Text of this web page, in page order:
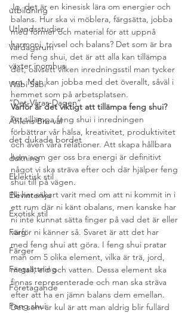
utbildning
Utlandsstudier
Vardagsrum
växter inomhus
Wabi Sabi
”Det-Våras-Dagen”
Åhléns Bra-val
det dukade bordet
dukning
Eklektisk stil
Elevintervju
Exotisk stil
Färg
Färger
Färgsättning
Företagande
Feng shui
Jo, det är en kinesisk lära om energier och
balans. Hur ska vi möblera, färgsätta, jobba
med former och material för att uppnå
harmoni, trivsel och balans? Det som är bra
med feng shui, det är att alla kan tillämpa
det, oavsett vilken inredningsstil man tycker
om. Man kan jobba med det överallt, såväl i
hemmet som på arbetsplatsen.
Varför är det viktigt att tillämpa feng shui?
Att tillämpa feng shui i inredningen
förbättrar vår hälsa, kreativitet, produktivitet
och även våra relationer. Att skapa hållbara
hem som ger oss bra energi är definitivt
något vi ska sträva efter och där hjälper feng
shui till på vägen.
Ni har säkert varit med om att ni kommit in i
ett rum där ni känt obalans, men kanske har
ni inte kunnat sätta finger på vad det är eller
varför ni känner så. Svaret är att det har
med feng shui att göra. I feng shui pratar
man om 5 olika element, vilka är trä, jord,
metall, eld och vatten. Dessa element ska
finnas representerade och man ska sträva
efter att ha en jämn balans dem emellan.
Det som är kul är att man aldrig blir fullärd